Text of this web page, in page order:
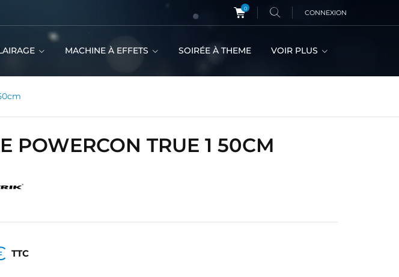
0 CONNEXION
MACHINE À EFFETS SOIRÉE À THEME VOIR PLUS
POWERCON TRUE 1 50CM
TTC